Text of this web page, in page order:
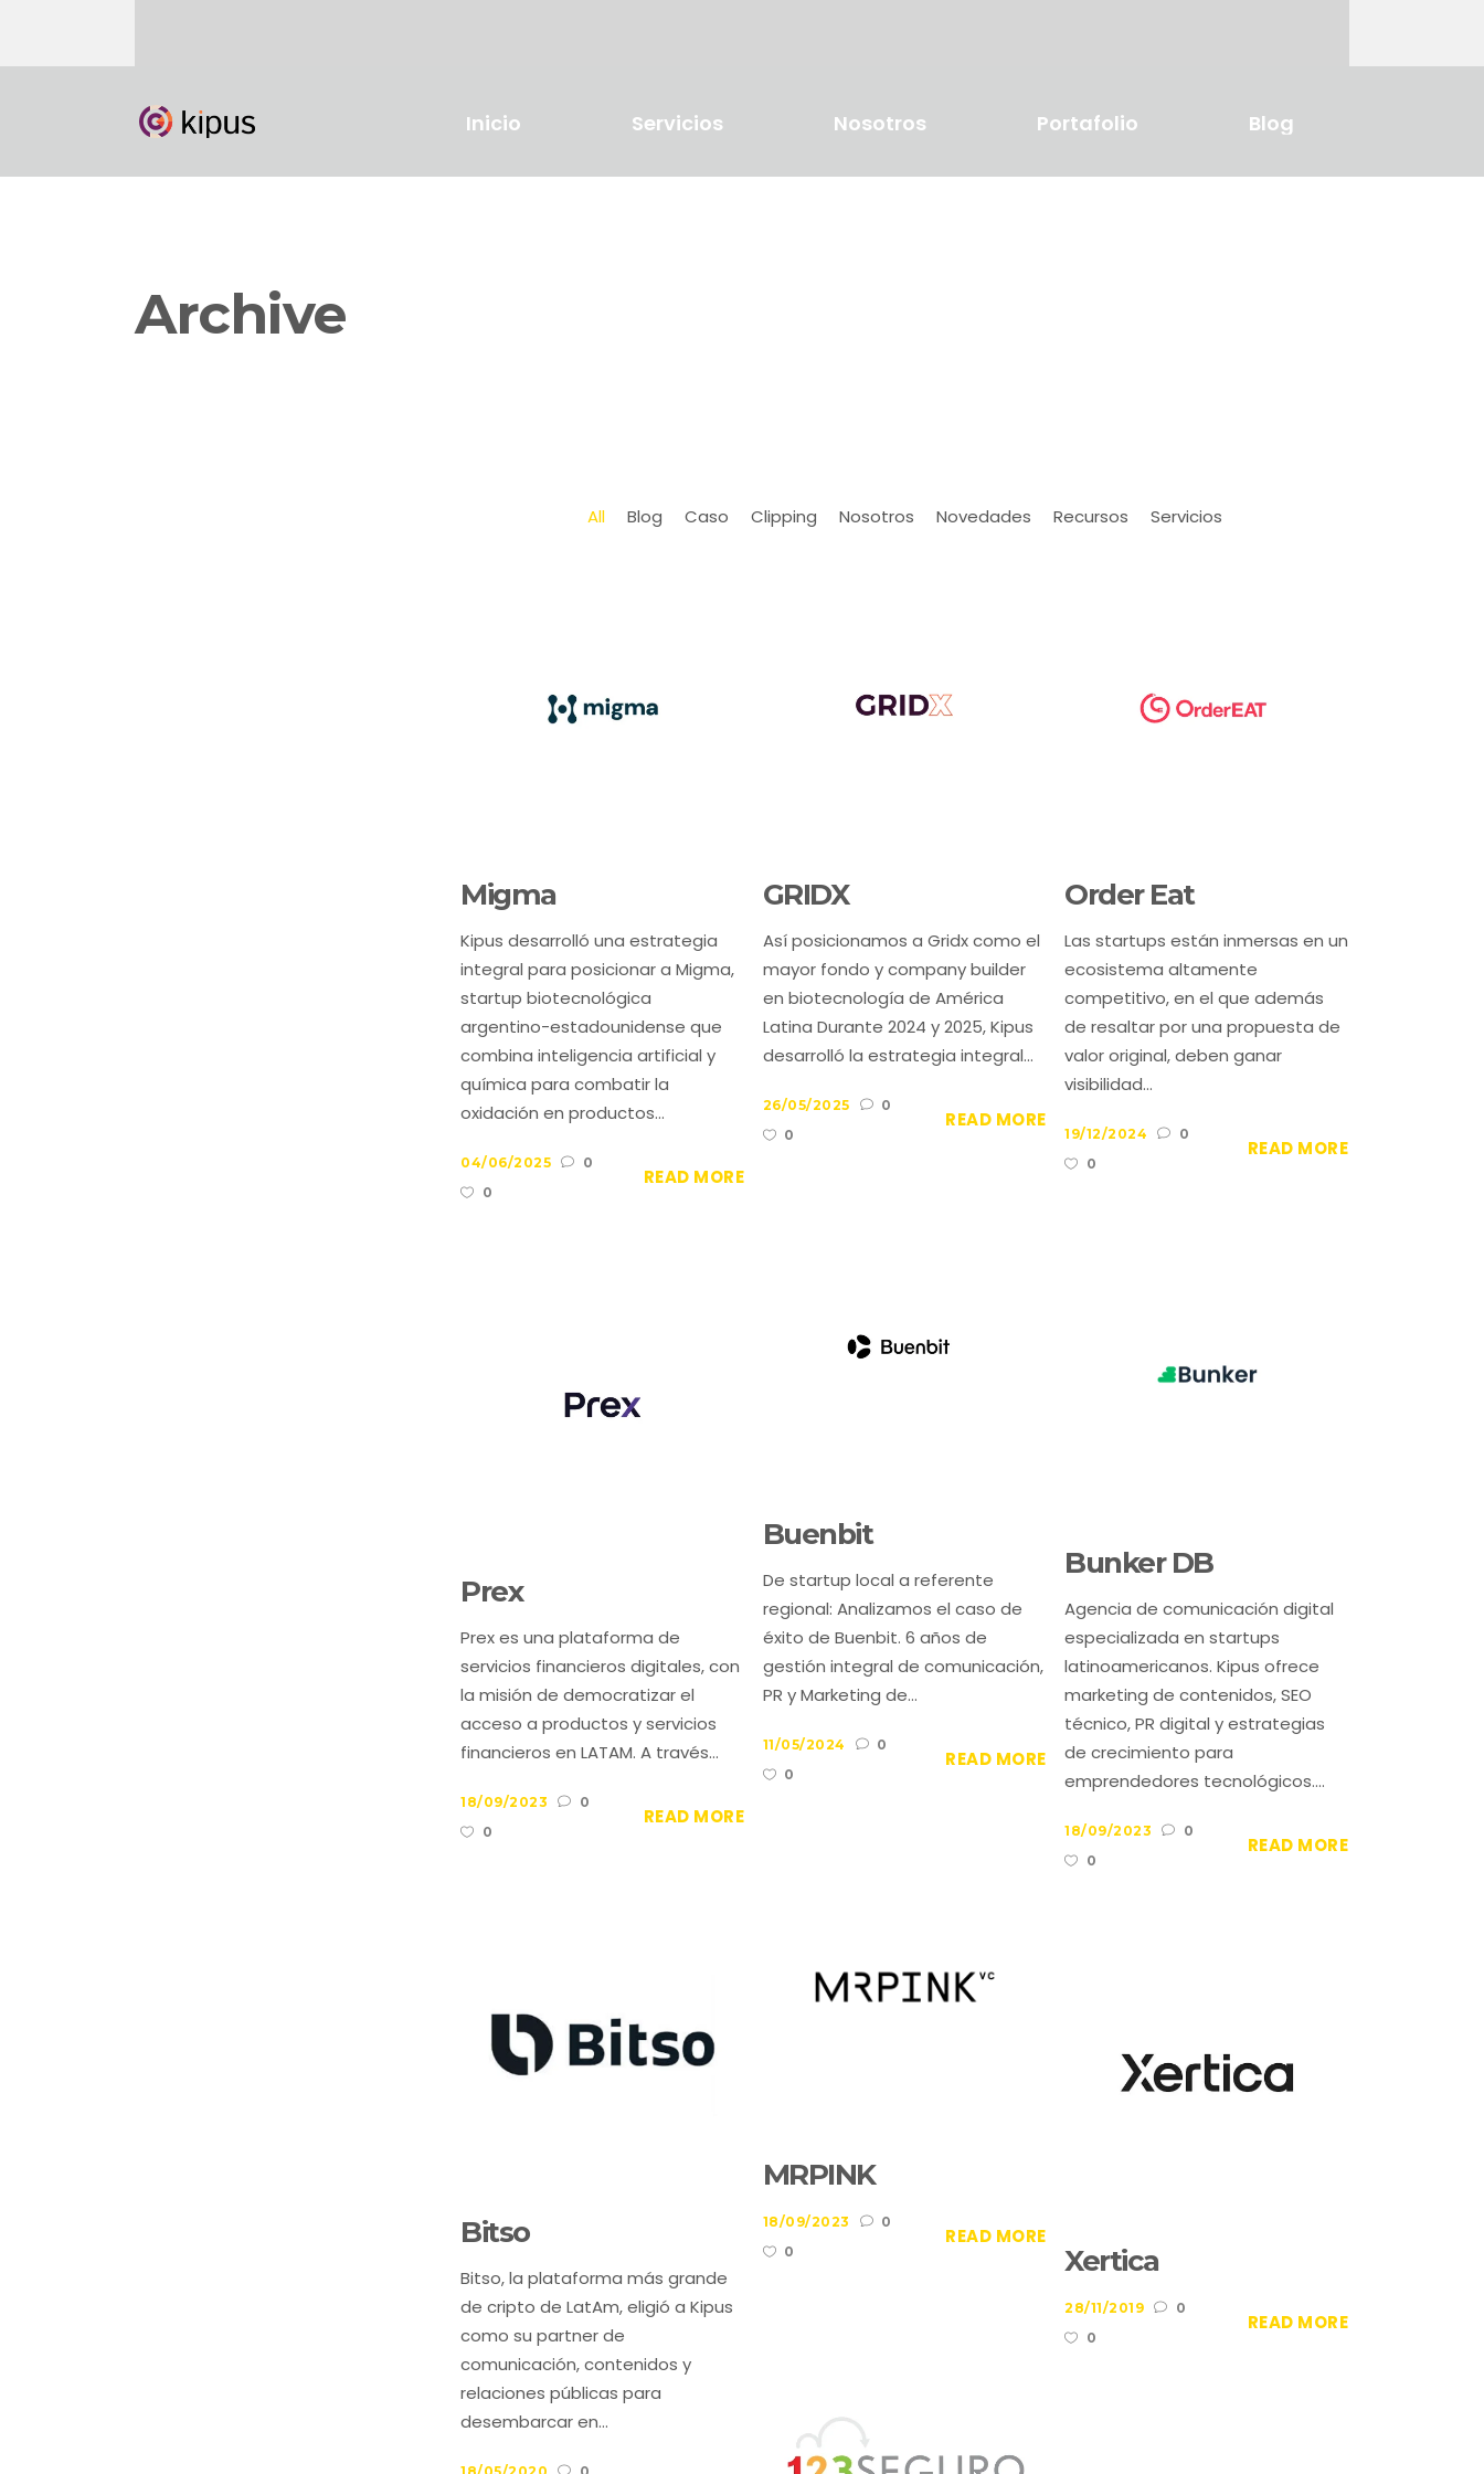
Inicio Servicios Nosotros Portafolio Blog
Archive
All Blog Caso Clipping Nosotros Novedades Recursos Servicios
Migma
Kipus desarrolló una estrategia
integral para posicionar a Migma,
startup biotecnológica
argentino-estadounidense que
combina inteligencia artificial y
química para combatir la
oxidación en productos...
04/06/2025
0
0
READ MORE
GRIDX
Así posicionamos a Gridx como el
mayor fondo y company builder
en biotecnología de América
Latina Durante 2024 y 2025, Kipus
desarrolló la estrategia integral...
26/05/2025
0
0
READ MORE
Order Eat
Las startups están inmersas en un
ecosistema altamente
competitivo, en el que además
de resaltar por una propuesta de
valor original, deben ganar
visibilidad...
19/12/2024
0
0
READ MORE
Buenbit
De startup local a referente
regional: Analizamos el caso de
éxito de Buenbit. 6 años de
gestión integral de comunicación,
PR y Marketing de...
11/05/2024
0
0
READ MORE
Bunker DB
Agencia de comunicación digital
especializada en startups
latinoamericanos. Kipus ofrece
marketing de contenidos, SEO
técnico, PR digital y estrategias
de crecimiento para
emprendedores tecnológicos....
18/09/2023
0
0
READ MORE
Prex
Prex es una plataforma de
servicios financieros digitales, con
la misión de democratizar el
acceso a productos y servicios
financieros en LATAM. A través...
18/09/2023
0
0
READ MORE
MRPINK
18/09/2023
0
0
READ MORE
Bitso
Bitso, la plataforma más grande
de cripto de LatAm, eligió a Kipus
como su partner de
comunicación, contenidos y
relaciones públicas para
desembarcar en...
Xertica
28/11/2019
0
0
READ MORE